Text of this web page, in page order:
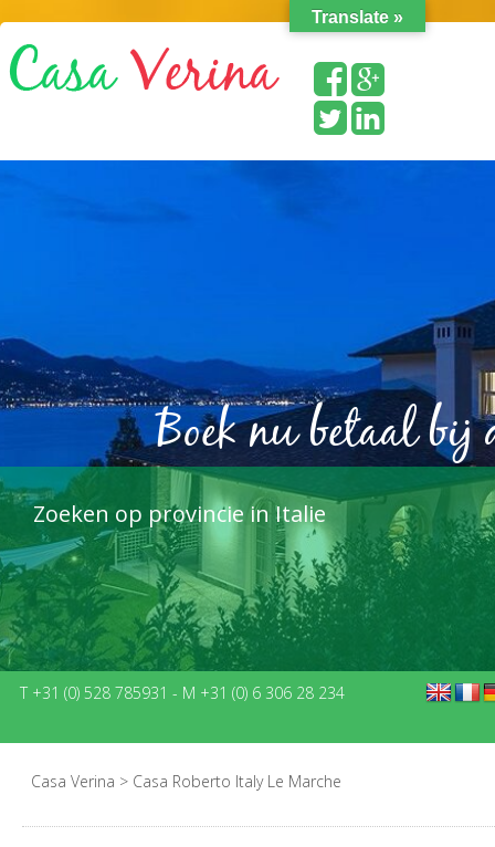
Zoeken op provincie in Italie
Boek nu betaal bij
T +31 (0) 528 785931 - M +31 (0) 6 306 28 234
Casa Verina > Casa Roberto Italy Le Marche
Translate »